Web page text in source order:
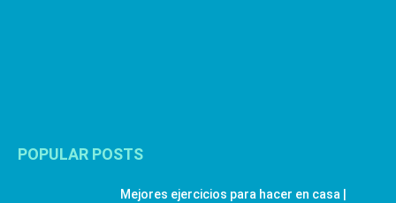
POPULAR POSTS
Mejores ejercicios para hacer en casa |